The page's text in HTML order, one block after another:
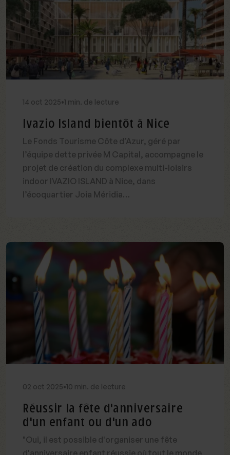
14 oct 2025•1 min. de lecture
Ivazio Island bientôt à Nice
Le Fonds Tourisme Côte d’Azur, géré par
l’équipe dette privée M Capital, accompagne le
projet de création du complexe multi-loisirs
indoor IVAZIO ISLAND à Nice, dans
l’écoquartier Joia Méridia
02 oct 2025•10 min. de lecture
Réussir la fête d'anniversaire
d'un enfant ou d'un ado
"Oui, il est possible d'organiser une fête